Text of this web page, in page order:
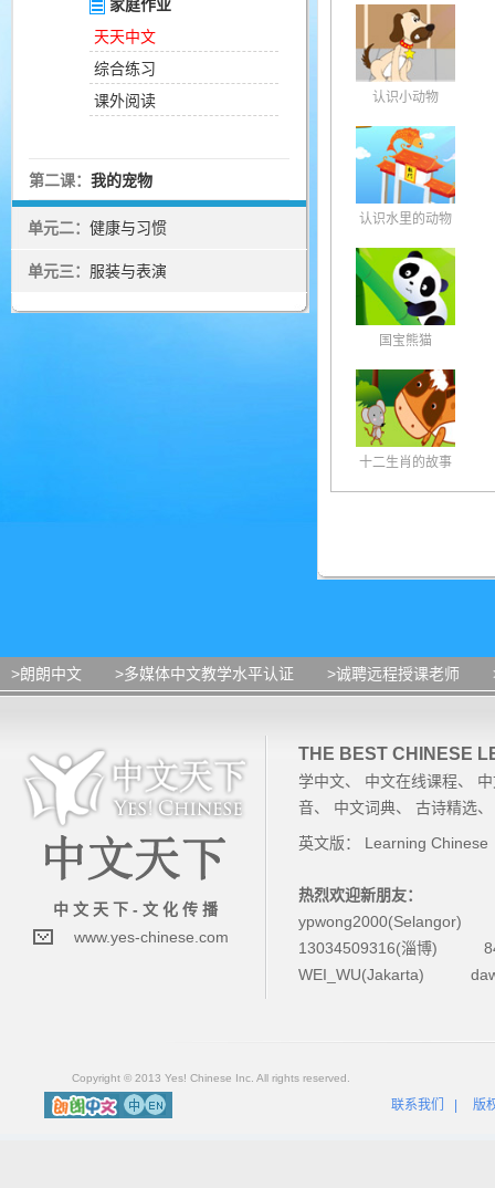
家庭作业
天天中文
综合练习
课外阅读
第二课： 我的宠物
单元二： 健康与习惯
单元三： 服装与表演
认识小动物
认识水里的动物
国宝熊猫
十二生肖的故事
>朗朗中文 >多媒体中文教学水平认证 >诚聘远程授课老师
中 文 天 下 - 文 化 传 播
www.yes-chinese.com
THE BEST CHINESE
学中文、 中文在线课程、
音、 中文词典、 古诗精选
英文版： Learning Chinese
热烈欢迎新朋友：
ypwong2000(Selangor)
13034509316(淄博)
WEI_WU(Jakarta)
Copyright © 2013 Yes! Chinese Inc. All rights reserved.
联系我们 | 版